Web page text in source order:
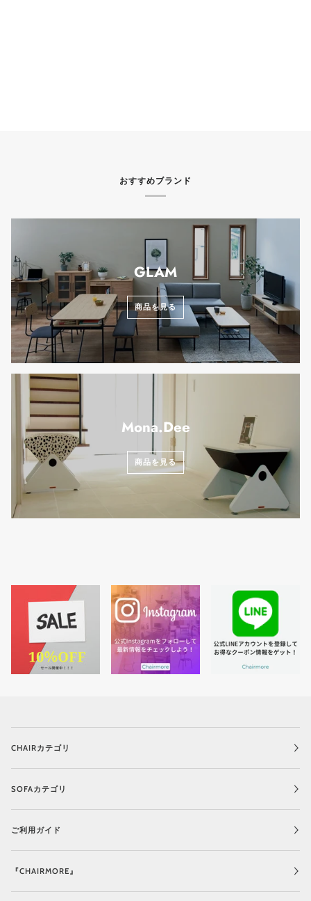
おすすめブランド
GLAM
商品を見る
Mona.Dee
商品を見る
CHAIRカテゴリ
SOFAカテゴリ
ご利用ガイド
『CHAIRMORE』